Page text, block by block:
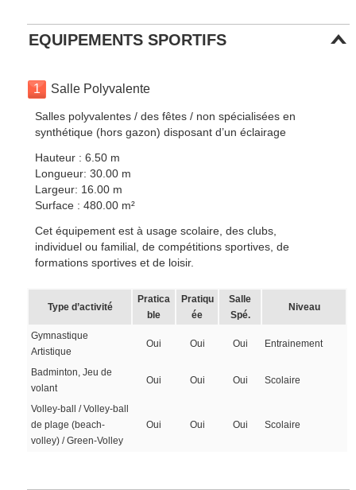
EQUIPEMENTS SPORTIFS
1 Salle Polyvalente
Salles polyvalentes / des fêtes / non spécialisées en
synthétique (hors gazon) disposant d’un éclairage
Hauteur : 6.50 m
Longueur: 30.00 m
Largeur: 16.00 m
Surface : 480.00 m²
Cet équipement est à usage scolaire, des clubs,
individuel ou familial, de compétitions sportives, de
formations sportives et de loisir.
Type d’activité
Pratica
ble
Pratiqu
ée
Salle
Spé.
Niveau
Gymnastique
Artistique
Oui Oui Oui Entrainement
Badminton, Jeu de
volant
Oui Oui Oui Scolaire
Volley-ball / Volley-ball
de plage (beach-
volley) / Green-Volley
Oui Oui Oui Scolaire